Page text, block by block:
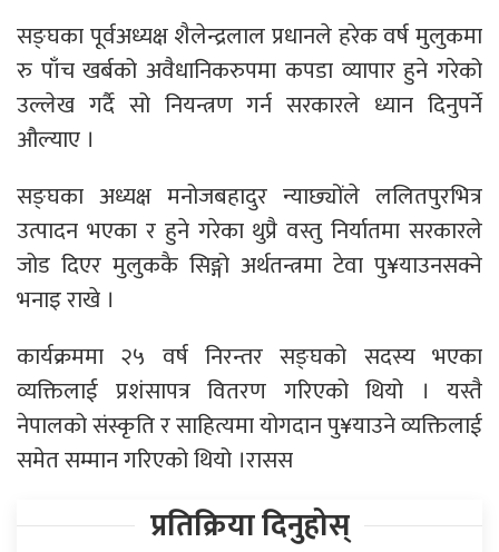
सङ्घका पूर्वअध्यक्ष शैलेन्द्रलाल प्रधानले हरेक वर्ष मुलुकमा
रु पाँच खर्बको अवैधानिकरुपमा कपडा व्यापार हुने गरेको
उल्लेख गर्दै सो नियन्त्रण गर्न सरकारले ध्यान दिनुपर्ने
औल्याए ।
सङ्घका अध्यक्ष मनोजबहादुर न्याछ्योंले ललितपुरभित्र
उत्पादन भएका र हुने गरेका थुप्रै वस्तु निर्यातमा सरकारले
जोड दिएर मुलुककै सिङ्गो अर्थतन्त्रमा टेवा पु¥याउनसक्ने
भनाइ राखे ।
कार्यक्रममा २५ वर्ष निरन्तर सङ्घको सदस्य भएका
व्यक्तिलाई प्रशंसापत्र वितरण गरिएको थियो । यस्तै
नेपालको संस्कृति र साहित्यमा योगदान पु¥याउने व्यक्तिलाई
समेत सम्मान गरिएको थियो ।रासस
प्रतिक्रिया दिनुहोस्